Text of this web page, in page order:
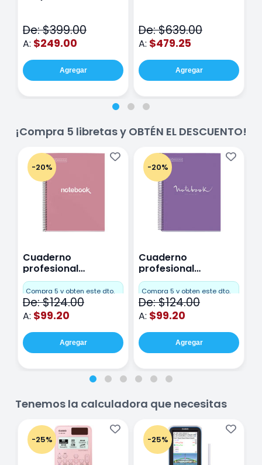
De: $399.00
A: $249.00
Agregar
De: $639.00
A: $479.25
Agregar
¡Compra 5 libretas y OBTÉN EL DESCUENTO!
-20%
Cuaderno
profesional
Miquelrius Emotions
Cuadro Chico 80
hojas Rosa
Compra 5 y obten este dto.
De: $124.00
A: $99.20
Agregar
-20%
Cuaderno
profesional
Miquelrius Emotions
raya 80 hojas
Purpura
Compra 5 y obten este dto.
De: $124.00
A: $99.20
Agregar
Tenemos la calculadora que necesitas
-25% -25%